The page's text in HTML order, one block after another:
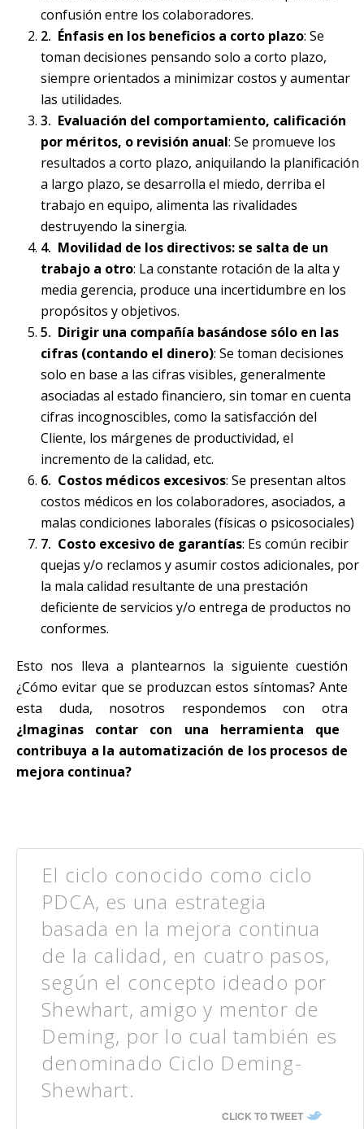
confusión entre los colaboradores.
Énfasis en los beneficios a corto plazo: Se
toman decisiones pensando solo a corto plazo,
siempre orientados a minimizar costos y aumentar
las utilidades.
Evaluación del comportamiento, calificación
por méritos, o revisión anual: Se promueve los
resultados a corto plazo, aniquilando la planificación
a largo plazo, se desarrolla el miedo, derriba el
trabajo en equipo, alimenta las rivalidades
destruyendo la sinergia.
Movilidad de los directivos: se salta de un
trabajo a otro: La constante rotación de la alta y
media gerencia, produce una incertidumbre en los
propósitos y objetivos.
Dirigir una compañía basándose sólo en las
cifras (contando el dinero): Se toman decisiones
solo en base a las cifras visibles, generalmente
asociadas al estado financiero, sin tomar en cuenta
cifras incognoscibles, como la satisfacción del
Cliente, los márgenes de productividad, el
incremento de la calidad, etc.
Costos médicos excesivos: Se presentan altos
costos médicos en los colaboradores, asociados, a
malas condiciones laborales (físicas o psicosociales)
Costo excesivo de garantías: Es común recibir
quejas y/o reclamos y asumir costos adicionales, por
la mala calidad resultante de una prestación
deficiente de servicios y/o entrega de productos no
conformes.
Esto nos lleva a plantearnos la siguiente cuestión
¿Cómo evitar que se produzcan estos síntomas? Ante
esta duda, nosotros respondemos con otra
¿Imaginas contar con una herramienta que
contribuya a la automatización de los procesos de
mejora continua?
El ciclo conocido como ciclo
PDCA, es una estrategia
basada en la mejora continua
de la calidad, en cuatro pasos,
según el concepto ideado por
Shewhart, amigo y mentor de
Deming, por lo cual también es
denominado Ciclo Deming-
Shewhart.
CLICK TO TWEET